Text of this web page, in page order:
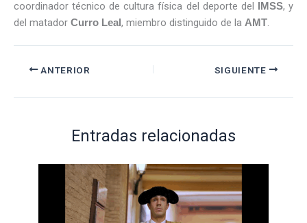
coordinador técnico de cultura física del deporte del IMSS, y
del matador Curro Leal, miembro distinguido de la AMT
ANTERIOR SIGUIENTE
Entradas relacionadas